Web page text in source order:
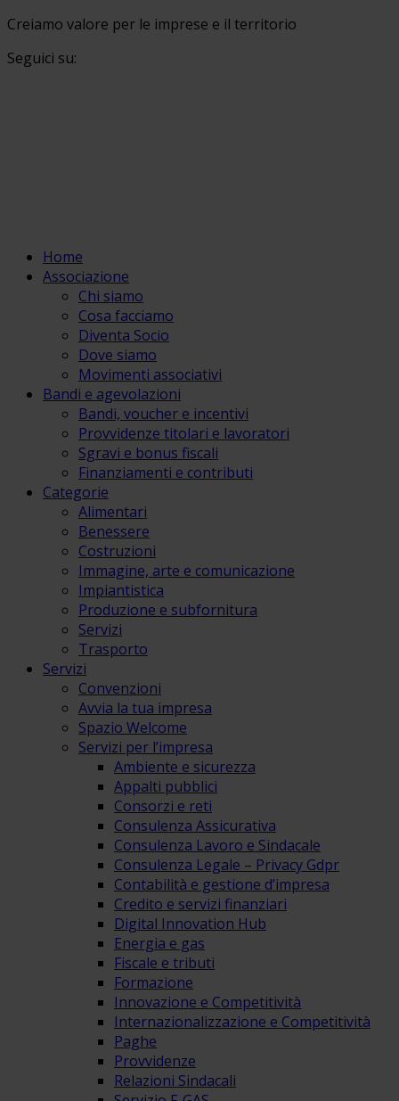
Creiamo valore per le imprese e il territorio
Seguici su:
Home
Associazione
Chi siamo
Cosa facciamo
Diventa Socio
Dove siamo
Movimenti associativi
Bandi e agevolazioni
Bandi, voucher e incentivi
Provvidenze titolari e lavoratori
Sgravi e bonus fiscali
Finanziamenti e contributi
Categorie
Alimentari
Benessere
Costruzioni
Immagine, arte e comunicazione
Impiantistica
Produzione e subfornitura
Servizi
Trasporto
Servizi
Convenzioni
Avvia la tua impresa
Spazio Welcome
Servizi per l’impresa
Ambiente e sicurezza
Appalti pubblici
Consorzi e reti
Consulenza Assicurativa
Consulenza Lavoro e Sindacale
Consulenza Legale – Privacy Gdpr
Contabilità e gestione d’impresa
Credito e servizi finanziari
Digital Innovation Hub
Energia e gas
Fiscale e tributi
Formazione
Innovazione e Competitività
Internazionalizzazione e Competitività
Paghe
Provvidenze
Relazioni Sindacali